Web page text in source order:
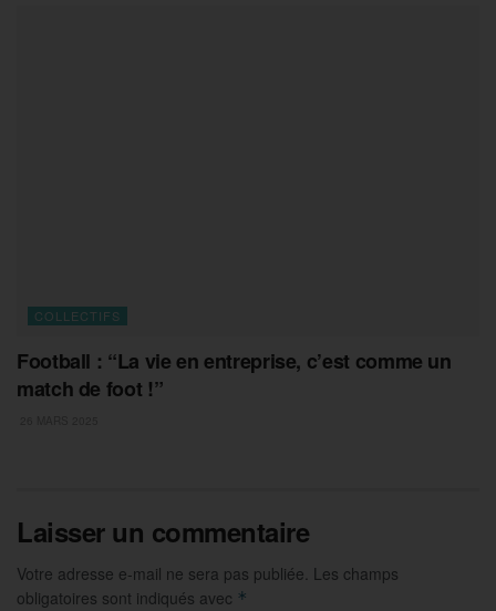
COLLECTIFS
Football : “La vie en entreprise, c’est comme un
match de foot !”
Laisser un commentaire
Votre adresse e-mail ne sera pas publiée. Les champs
obligatoires sont indiqués avec *